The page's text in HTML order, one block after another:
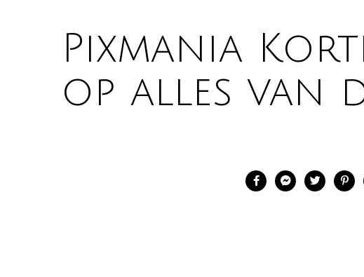
Pixmania
op alles van